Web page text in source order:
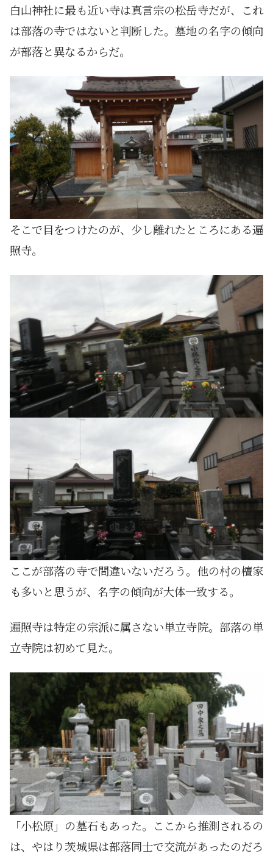
白山神社に最も近い寺は真言宗の松岳寺だが、これ
は部落の寺ではないと判断した。墓地の名字の傾向
が部落と異なるからだ。
そこで目をつけたのが、少し離れたところにある遍
照寺。
ここが部落の寺で間違いないだろう。他の村の檀家
も多いと思うが、名字の傾向が大体一致する。
遍照寺は特定の宗派に属さない単立寺院。部落の単
立寺院は初めて見た。
「小松原」の墓石もあった。ここから推測されるの
は、やはり茨城県は部落同士で交流があったのだろ